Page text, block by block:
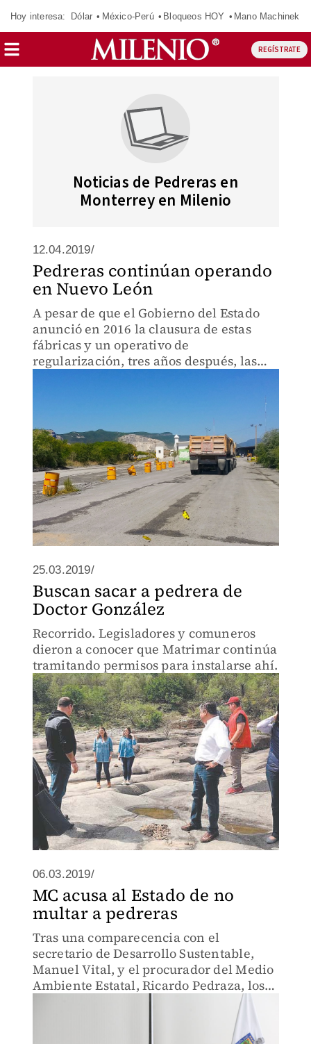
Hoy interesa: Dólar México-Perú Bloqueos HOY Mano Machinek
REGÍSTRATE
Noticias de Pedreras en
Monterrey en Milenio
12.04.2019/
Pedreras continúan operando
en Nuevo León
A pesar de que el Gobierno del Estado
anunció en 2016 la clausura de estas
fábricas y un operativo de
regularización, tres años después, las
25.03.2019/
Buscan sacar a pedrera de
Doctor González
Recorrido. Legisladores y comuneros
dieron a conocer que Matrimar continúa
tramitando permisos para instalarse ahí.
06.03.2019/
MC acusa al Estado de no
multar a pedreras
Tras una comparecencia con el
secretario de Desarrollo Sustentable,
Manuel Vital, y el procurador del Medio
Ambiente Estatal, Ricardo Pedraza, los